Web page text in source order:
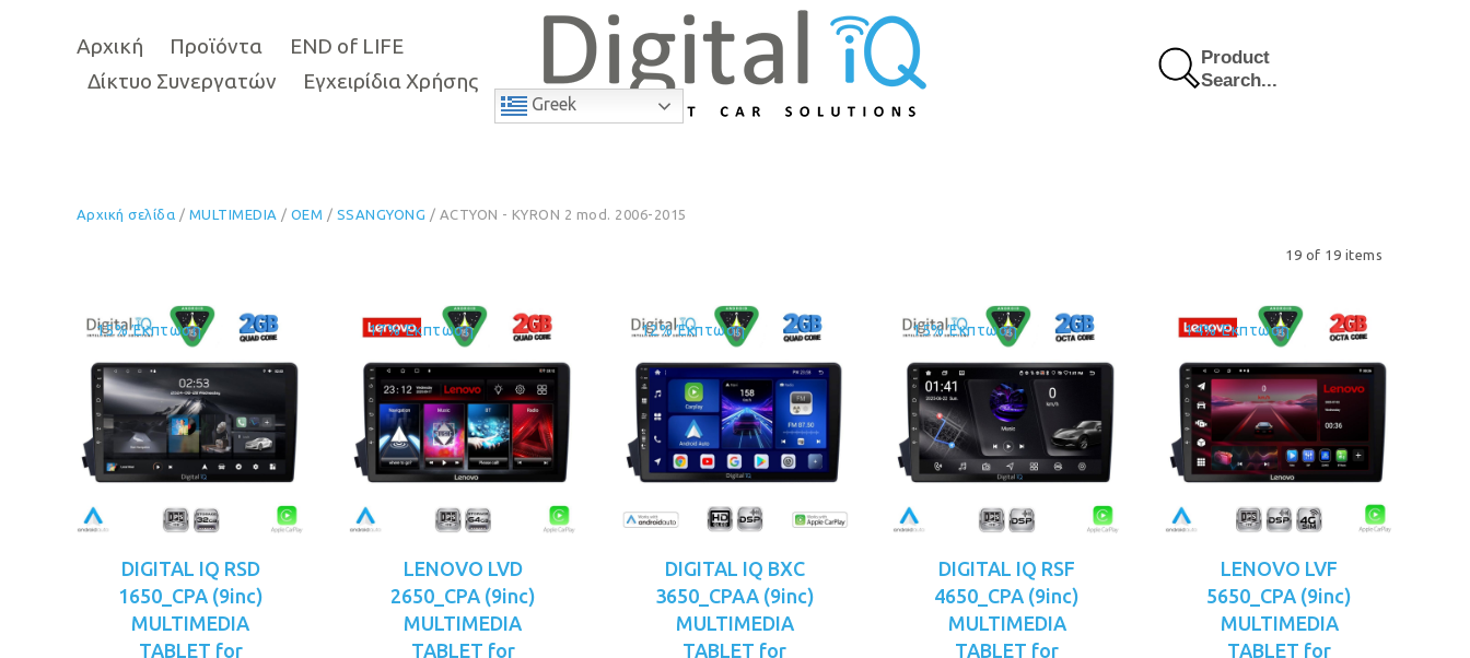
Αρχική Προϊόντα
END of LIFE
Δίκτυο Συνεργατών
Εγχειρίδια Χρήσης
Greek
Product
Search...
Αρχική σελίδα / MULTIMEDIA / OEM / SSANGYONG / ACTYON - KYRON 2 mod. 2006-2015
19 of 19 items
15% Έκπτωση
DIGITAL IQ RSD
1650_CPA (9inc)
MULTIMEDIA
TABLET for
17% Έκπτωση
LENOVO LVD
2650_CPA (9inc)
MULTIMEDIA
TABLET for
12% Έκπτωση
DIGITAL IQ BXC
3650_CPAA (9inc)
MULTIMEDIA
TABLET for
15% Έκπτωση
DIGITAL IQ RSF
4650_CPA (9inc)
MULTIMEDIA
TABLET for
14% Έκπτωση
LENOVO LVF
5650_CPA (9inc)
MULTIMEDIA
TABLET for